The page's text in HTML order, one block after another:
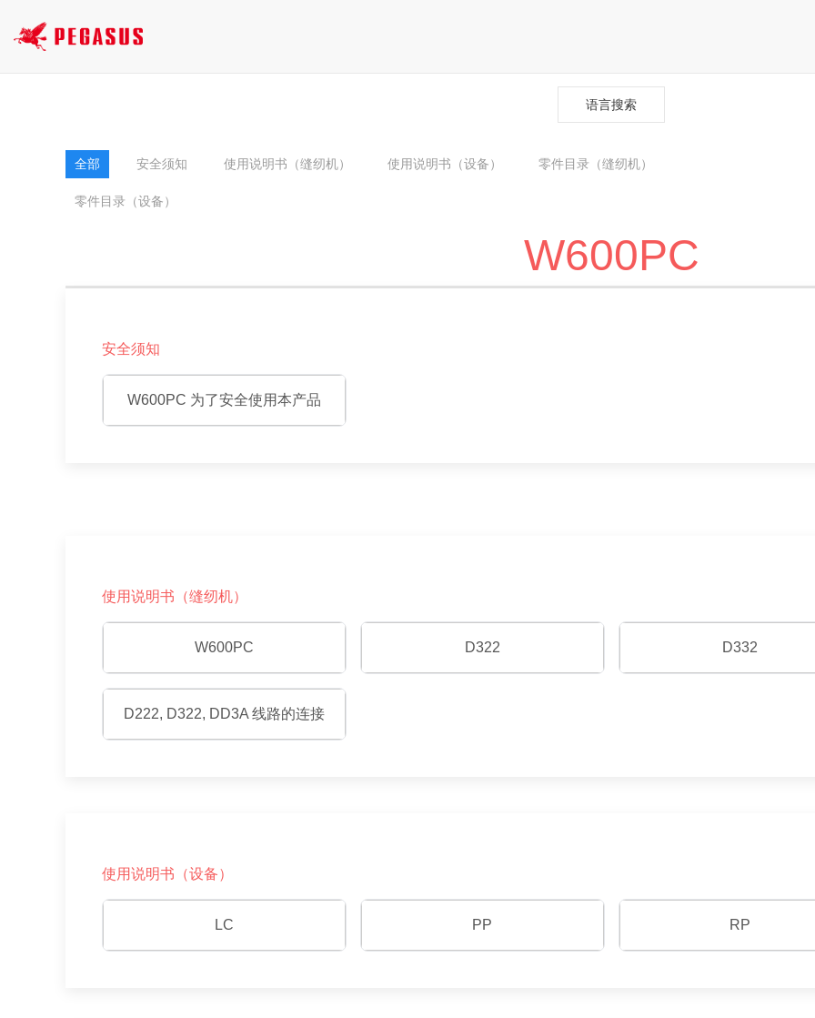
语言搜索
全部 安全须知 使用说明书（缝纫机） 使用说明书（设备） 零件目录（缝纫机）
零件目录（设备）
W600PC
安全须知
W600PC 为了安全使用本产品
使用说明书（缝纫机）
W600PC D322 D332
D222, D322, DD3A 线路的连接
使用说明书（设备）
LC PP RP